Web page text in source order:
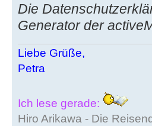
Die
Generator der
Liebe Grüße,
Petra
Ich lese gerade:
Hiro Arikawa - Die